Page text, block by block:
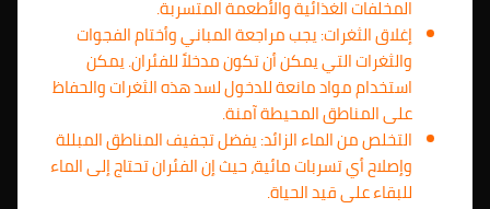
المخلفات الغذائية والأطعمة المتسربة.
إغلاق الثغرات: يجب مراجعة المباني وأختام الفجوات
والثغرات التي يمكن أن تكون مدخلاً للفئران. يمكن
استخدام مواد مانعة للدخول لسد هذه الثغرات والحفاظ
على المناطق المحيطة آمنة.
التخلص من الماء الزائد: يفضل تجفيف المناطق المبللة
وإصلاح أي تسربات مائية، حيث إن الفئران تحتاج إلى الماء
للبقاء على قيد الحياة.